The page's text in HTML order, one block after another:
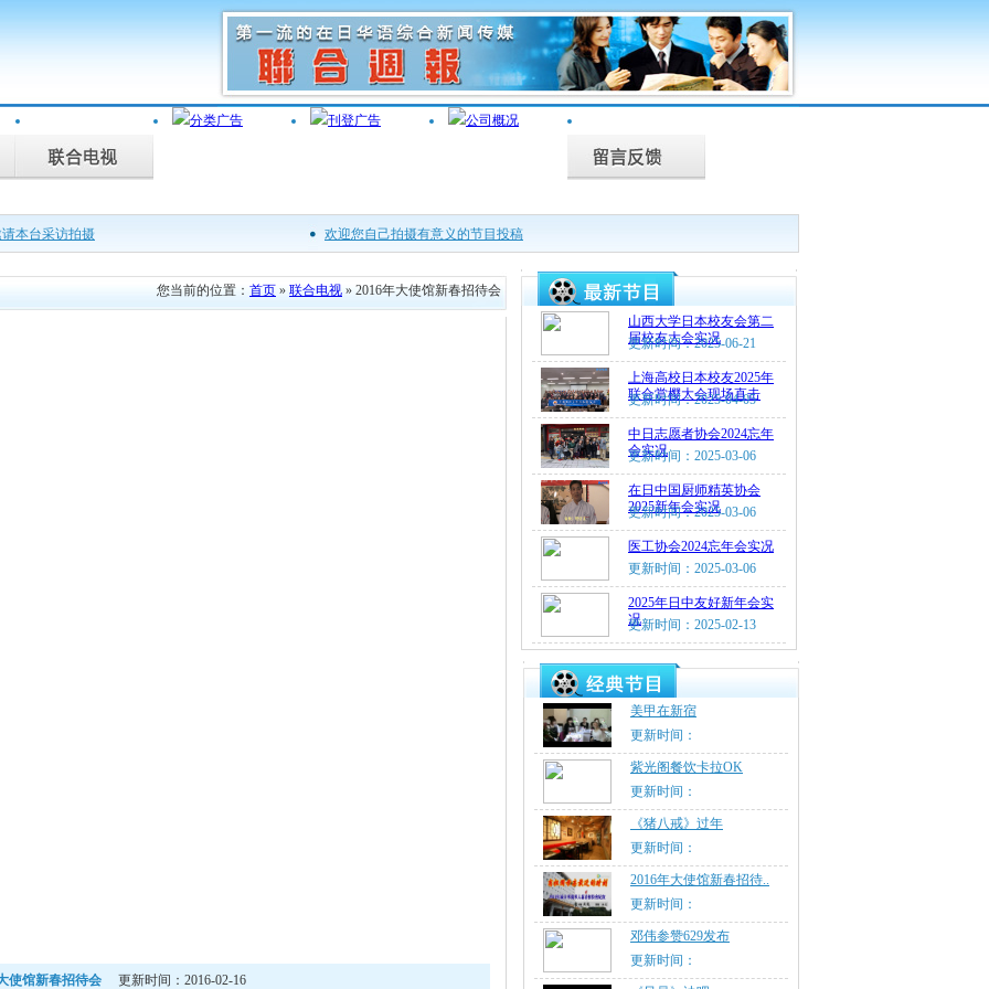
本台采访拍摄 欢迎您自己拍摄有意义的节目投稿
山西大学日本校友会第二
届校友大会实况
更新时间：2025-06-21
上海高校日本校友2025年
联合赏樱大会现场直击
更新时间：2025-04-05
中日志愿者协会2024忘年
会实况
更新时间：2025-03-06
在日中国厨师精英协会
2025新年会实况
更新时间：2025-03-06
医工协会2024忘年会实况
更新时间：2025-03-06
2025年日中友好新年会实
况
更新时间：2025-02-13
美甲在新宿
更新时间：
紫光阁餐饮卡拉OK
更新时间：
《猪八戒》过年
更新时间：
2016年大使馆新春招待..
更新时间：
邓伟参赞629发布
更新时间：
您当前的位置： 首页 » 联合电视 » 2016年大使馆新春招待会
使馆新春招待会 更新时间：2016-02-16